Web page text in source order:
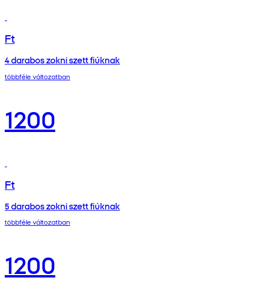
Ft
4 darabos zokni szett fiúknak
többféle változatban
1200
Ft
5 darabos zokni szett fiúknak
többféle változatban
1200